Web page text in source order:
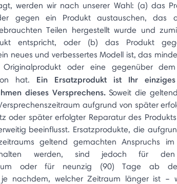
werden wir nach unserer Wahl: (a) das
gegen ein Produkt austauschen, das
Teilen hergestellt wurde und
entspricht, oder (b) das Produkt
neues und verbessertes Modell ist, das
oder eine gegenüber dem
hat. Ein Ersatzprodukt ist Ihr
dieses Versprechens.Soweit die
aufgrund von später
oder später erfolgter Reparatur des
beeinflusst. Ersatzprodukte, die
geltend gemachten Anspruchs
werden, sind jedoch für den
oder für neunzig (90) Tage ab
je nachdem, welcher Zeitraum länger ist –